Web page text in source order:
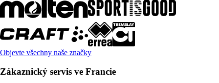
Objevte všechny naše značky
Zákaznický servis ve Francie